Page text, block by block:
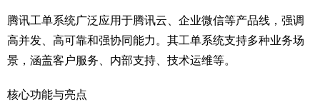
腾讯工单系统广泛应用于腾讯云、企业微信等产品线，强调
高并发、高可靠和强协同能力。其工单系统支持多种业务场
景，涵盖客户服务、内部支持、技术运维等。
核心功能与亮点